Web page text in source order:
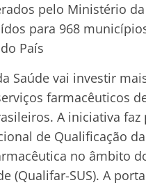
pelo Ministério da
para 968
País
Saúde vai investir
farmacêuticos
A iniciativa faz
de Qualificação da
no âmbito
(Qualifar-SUS). A